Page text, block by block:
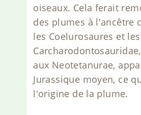
oiseaux. Cela ferait
des plumes à l'ancêtre
les Coelurosaures et les
aux Neotetanurae,
Jurassique moyen, ce
l'origine de la plume.